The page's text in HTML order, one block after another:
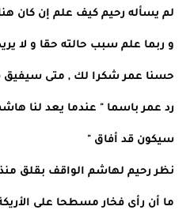
لم يسأله رحيم كيف علم إن كان
و ربما علم سبب حالته حقا و لا
حسنا عمر شكرا لك , متى سيفيق
رد عمر باسما " عندما يعد لنا
سيكون قد أفاق "
نظر رحيم لهاشم الواقف بقلق
ما أن رأى فخار مسطحا على